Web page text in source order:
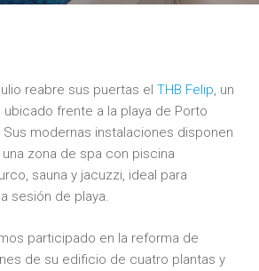
reabre sus puertas el THB Felip, un
frente a la playa de Porto
Sus modernas instalaciones disponen
zona de spa con piscina
sauna y jacuzzi, ideal para
sesión de playa.
participado en la reforma de
de su edificio de cuatro plantas y